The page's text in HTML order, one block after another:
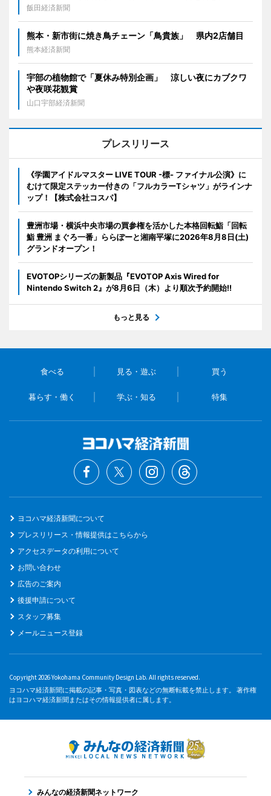
飯田経済新聞
熊本・新市街に焼き鳥チェーン「鳥貴族」 県内2店舗目
熊本経済新聞
宇部の植物館で「夏休み特別企画」 涼しい夜にカブクワ
や夜咲花観賞
山口宇部経済新聞
プレスリリース
《学園アイドルマスター LIVE TOUR -標- ファイナル公演》に
むけて限定ステッカー付きの「フルカラーTシャツ」がラインナ
ップ！【株式会社コスパ】
豊洲市場・横浜中央市場の買参権を活かした本格回転鮨「回転
鮨 豊洲 まぐろ一番」ららぽーと湘南平塚に2026年8月8日(土)
グランドオープン！
EVOTOPシリーズの新製品『EVOTOP Axis Wired for
Nintendo Switch 2』が8月6日（木）より順次予約開始!!
もっと見る
食べる 見る・遊ぶ 買う
暮らす・働く 学ぶ・知る 特集
ヨコハマ経済新聞について
プレスリリース・情報提供はこちらから
アクセスデータの利用について
お問い合わせ
広告のご案内
後援申請について
スタッフ募集
メールニュース登録
Copyright 2026 Yokohama Community Design Lab. All rights reserved.
ヨコハマ経済新聞に掲載の記事・写真・図表などの無断転載を禁止します。 著作権
はヨコハマ経済新聞またはその情報提供者に属します。
みんなの経済新聞ネットワーク